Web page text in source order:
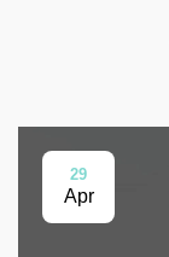
29
Apr